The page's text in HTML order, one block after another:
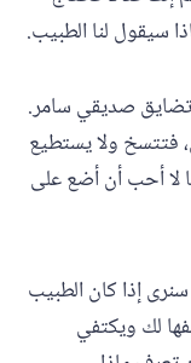
سيقول لنا الطبيب.
تضايق صديقي سامر.
فتتسخ ولا يستطيع
لا أحب أن أضع على
إذا كان الطبيب
لك ويكتفي